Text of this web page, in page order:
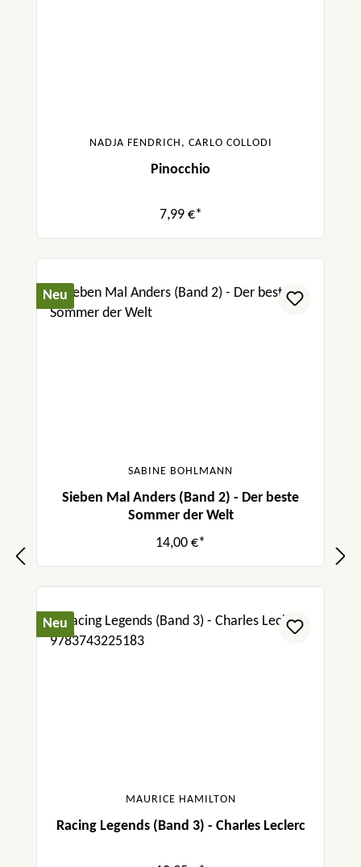
NADJA FENDRICH, CARLO COLLODI
Pinocchio
7,99 €*
Neu
SABINE BOHLMANN
Sieben Mal Anders (Band 2) - Der beste
Sommer der Welt
14,00 €*
Neu
MAURICE HAMILTON
Racing Legends (Band 3) - Charles Leclerc